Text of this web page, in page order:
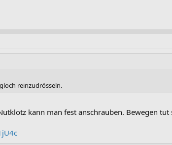
reinzudrösseln.
kann man fest anschrauben. Bewegen